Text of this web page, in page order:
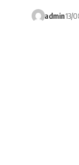
admin13/